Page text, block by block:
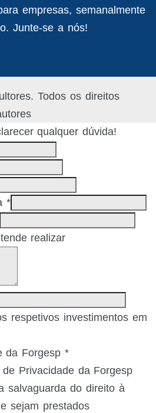
empresas, semanalmente
Junte-se a nós!
Todos os direitos
qualquer dúvida!
*
realizar
respetivos investimentos em
da Forgesp *
Privacidade da Forgesp
salvaguarda do direito à
sejam prestados